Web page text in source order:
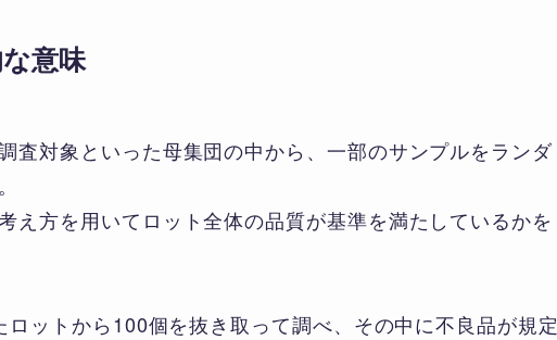
意味
査対象といった母集団の中から、一部のサンプルをランダ
え方を用いてロット全体の品質が基準を満たしているかを
ットから100個を抜き取って調べ、その中に不良品が規定